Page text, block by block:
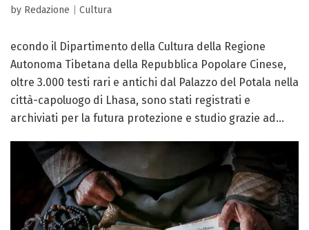
by Redazione Cultura
econdo il Dipartimento della Cultura della Regione
Autonoma Tibetana della Repubblica Popolare Cinese,
oltre 3.000 testi rari e antichi dal Palazzo del Potala nella
città-capoluogo di Lhasa, sono stati registrati e
archiviati per la futura protezione e studio grazie ad...